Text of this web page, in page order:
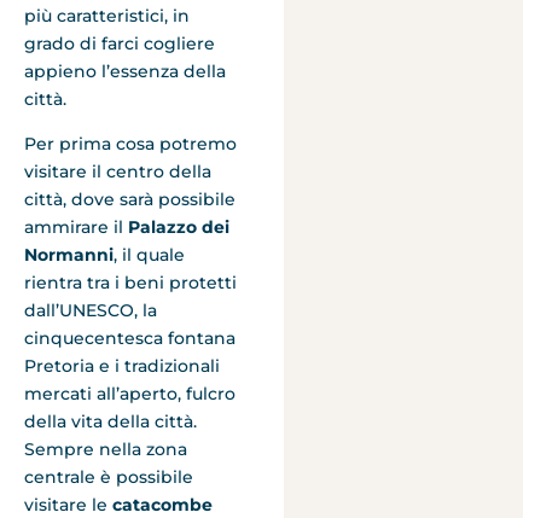
più caratteristici, in
grado di farci cogliere
appieno l’essenza della
città.
Per prima cosa potremo
visitare il centro della
città, dove sarà possibile
ammirare il Palazzo dei
Normanni, il quale
rientra tra i beni protetti
dall’UNESCO, la
cinquecentesca fontana
Pretoria e i tradizionali
mercati all’aperto, fulcro
della vita della città.
Sempre nella zona
centrale è possibile
visitare le catacombe